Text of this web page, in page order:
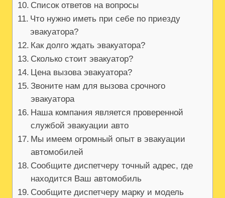
Список ответов на вопросы
Что нужно иметь при себе по приезду
эвакуатора?
Как долго ждать эвакуатора?
Сколько стоит эвакуатор?
Цена вызова эвакуатора?
Звоните нам для вызова срочного
эвакуатора
Наша компания является проверенной
службой эвакуации авто
Мы имеем огромный опыт в эвакуации
автомобилей
Сообщите диспетчеру точный адрес, где
находится Ваш автомобиль
Сообщите диспетчеру марку и модель